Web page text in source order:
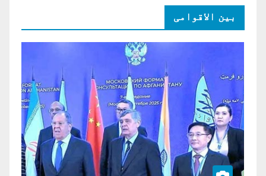
بین الاقوامی